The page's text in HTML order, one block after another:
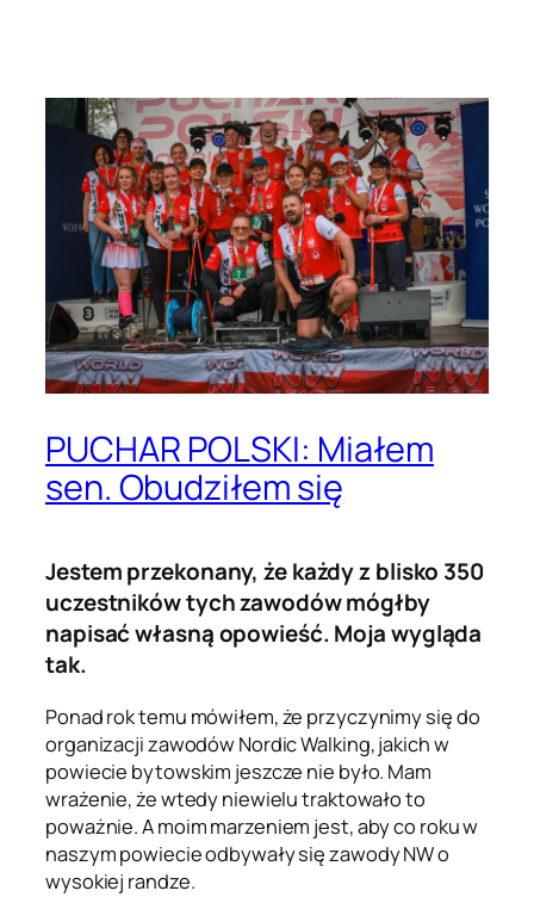
PUCHAR POLSKI: Miałem
sen. Obudziłem się
Jestem przekonany, że każdy z blisko 350
uczestników tych zawodów mógłby
napisać własną opowieść. Moja wygląda
tak.
Ponad rok temu mówiłem, że przyczynimy się do
organizacji zawodów Nordic Walking, jakich w
powiecie bytowskim jeszcze nie było. Mam
wrażenie, że wtedy niewielu traktowało to
poważnie. A moim marzeniem jest, aby co roku w
naszym powiecie odbywały się zawody NW o
wysokiej randze.